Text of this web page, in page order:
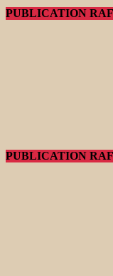
PUBLICATION
PUBLICATION